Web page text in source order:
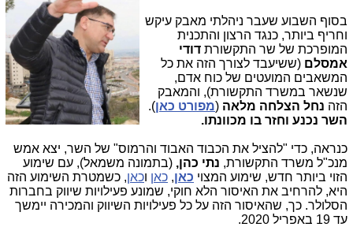
בסוף השבוע שעבר ניהלתי מאבק עיקש
וחריף ביותר, כנגד הרצון והתכנית
המופרכת של שר התקשורת דודי
אמסלם (ששיעבד לצורך הזה את כל
המשאבים המועטים של כוח אדם,
שנשאר במשרד התקשורת), והמאבק
הזה נחל הצלחה מלאה (מפורט כאן).
השר נכנע וחזר בו מכוונתו.
כנראה, כדי "להציל את הכבוד האבוד והרמוס" של השר, יצא אמש
מנכ"ל משרד התקשורת, נתי כהן, (בתמונה משמאל), עם שימוע
הזוי ביותר חדש, שימוע המצוי כאן, כאן וכאן, כשמטרת השימוע הזה
היא, להרחיב את האיסור הלא חוקי, שמונע פעילויות שיווק בחברות
הסלולר. כך, שהאיסור הזה על כל פעילויות השיווק והמכירה יימשך
עד 19 באפריל 2020.